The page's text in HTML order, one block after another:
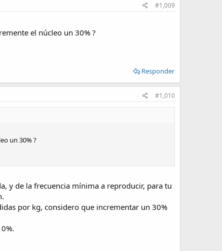
#1,009
el núcleo un 30% ?
Responder
#1,010
un 30% ?
y de la frecuencia mínima a reproducir, para tu
por kg, considero que incrementar un 30%